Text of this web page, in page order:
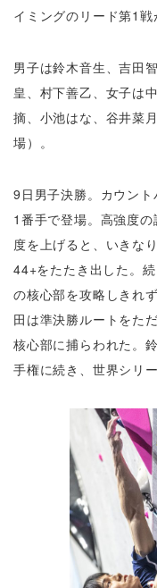
イミングのリード第1戦
男子は鈴木音生、吉田
皇、村下善乙、女子は
摘、小池はな、谷井菜
場）。
9日男子決勝。カウン
1番手で登場。高強度
度を上げると、いきな
44+をたたき出した。
の核心部を攻略しきれ
田は準決勝ルートをた
核心部に捕らわれた。
手権に続き、世界シリ